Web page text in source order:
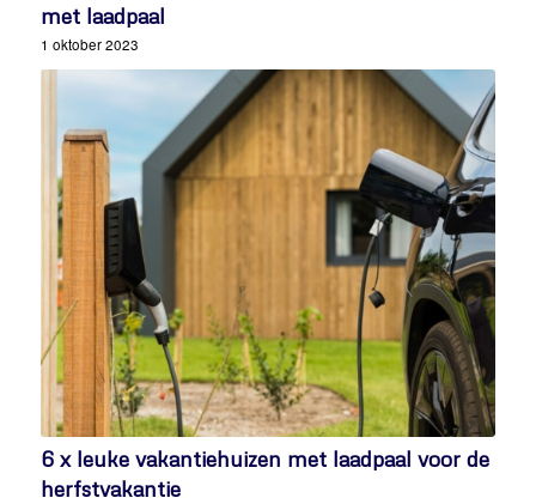
met laadpaal
1 oktober 2023
6 x leuke vakantiehuizen met laadpaal voor de
herfstvakantie